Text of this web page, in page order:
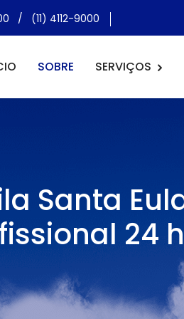
/ (11) 4112-9000
SOBRE SERVIÇOS
Santa
24